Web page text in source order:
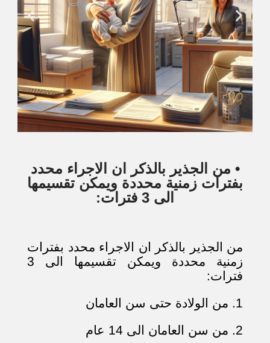
• من الجذير بالذكر ان الاجراء محدد
بفترات زمنية محددة ويمكن تقسيمها
الى 3 فترات:
من الجذير بالذكر ان الاجراء محدد بفترات
زمنية محددة ويمكن تقسيمها الى 3
فترات:
1. من الولادة حتى سن العامان
2. من سن العامان الى 14 عام